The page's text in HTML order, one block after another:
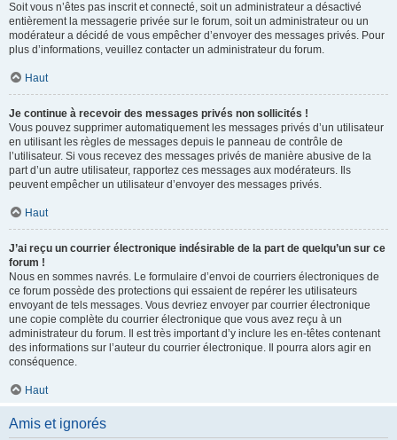
Soit vous n’êtes pas inscrit et connecté, soit un administrateur a désactivé
entièrement la messagerie privée sur le forum, soit un administrateur ou un
modérateur a décidé de vous empêcher d’envoyer des messages privés. Pour
plus d’informations, veuillez contacter un administrateur du forum.
Haut
Je continue à recevoir des messages privés non sollicités !
Vous pouvez supprimer automatiquement les messages privés d’un utilisateur
en utilisant les règles de messages depuis le panneau de contrôle de
l’utilisateur. Si vous recevez des messages privés de manière abusive de la
part d’un autre utilisateur, rapportez ces messages aux modérateurs. Ils
peuvent empêcher un utilisateur d’envoyer des messages privés.
Haut
J’ai reçu un courrier électronique indésirable de la part de quelqu’un sur ce
forum !
Nous en sommes navrés. Le formulaire d’envoi de courriers électroniques de
ce forum possède des protections qui essaient de repérer les utilisateurs
envoyant de tels messages. Vous devriez envoyer par courrier électronique
une copie complète du courrier électronique que vous avez reçu à un
administrateur du forum. Il est très important d’y inclure les en-têtes contenant
des informations sur l’auteur du courrier électronique. Il pourra alors agir en
conséquence.
Haut
Amis et ignorés